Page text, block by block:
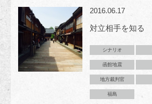
2016.06.17
対立相手を知る
シナリオ
函館地震
地方裁判官
福島